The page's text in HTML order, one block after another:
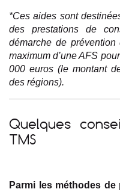
*Ces aides sont
des prestations de
démarche de
maximum d’une AFS
000 euros (le montant
des régions).
Quelques
TMS
Parmi les méthodes